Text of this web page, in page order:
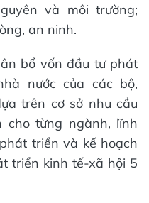
và môi trường;
an ninh.
bổ vốn đầu tư phát
nước của các bộ,
trên cơ sở nhu cầu
từng ngành, lĩnh
triển và kế hoạch
triển kinh tế-xã hội 5